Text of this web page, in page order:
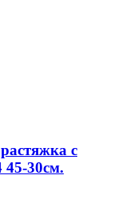
с
45-30см.